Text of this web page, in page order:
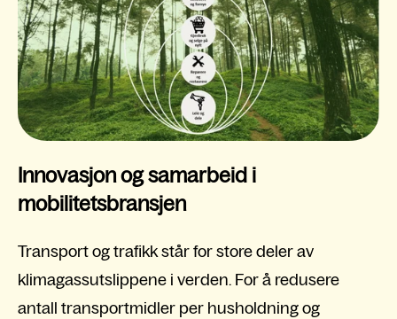
Innovasjon og samarbeid i
mobilitetsbransjen
Transport og trafikk står for store deler av
klimagassutslippene i verden. For å redusere
antall transportmidler per husholdning og